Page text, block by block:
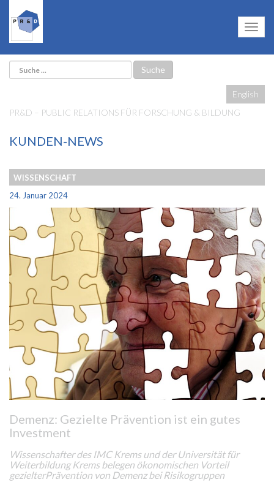
English
PR&D – PUBLIC RELATIONS FÜR FORSCHUNG & BILDUNG
KUNDEN-NEWS
WISSENSCHAFT
24. Januar 2024
Demenz: Gezielte Prävention ist ein gutes
Investment
Wissenschafter des IMC Krems und der Universität für
Weiterbildung Krems belegen ökonomischen Vorteil
gezielterPrävention von Demenz bei Risikogruppen